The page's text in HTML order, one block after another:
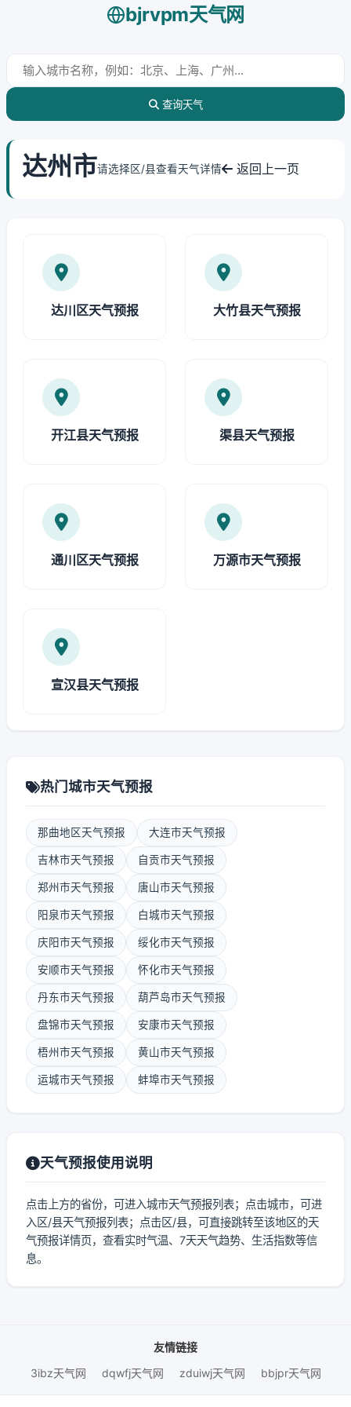
bjrvpm天气网
查询天气
达州市请选择区/县查看天气详情 返回上一页
达川区天气预报 大竹县天气预报
开江县天气预报 渠县天气预报
通川区天气预报 万源市天气预报
宣汉县天气预报
热门城市天气预报
那曲地区天气预报 大连市天气预报
吉林市天气预报 自贡市天气预报
郑州市天气预报 唐山市天气预报
阳泉市天气预报 白城市天气预报
庆阳市天气预报 绥化市天气预报
安顺市天气预报 怀化市天气预报
丹东市天气预报 葫芦岛市天气预报
盘锦市天气预报 安康市天气预报
梧州市天气预报 黄山市天气预报
运城市天气预报 蚌埠市天气预报
天气预报使用说明
点击上方的省份，可进入城市天气预报列表；点击城市，可进
入区/县天气预报列表；点击区/县，可直接跳转至该地区的天
气预报详情页，查看实时气温、7天天气趋势、生活指数等信
息。
友情链接
3ibz天气网
dqwfj天气网 zduiwj天气网 bbjpr天气网